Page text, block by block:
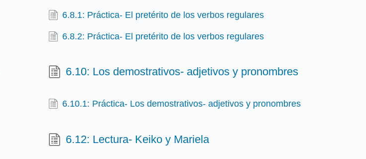
6.8.1: Práctica- El pretérito de los verbos regulares
6.8.2: Práctica- El pretérito de los verbos regulares
6.10: Los demostrativos- adjetivos y pronombres
6.10.1: Práctica- Los demostrativos- adjetivos y pronombres
6.12: Lectura- Keiko y Mariela